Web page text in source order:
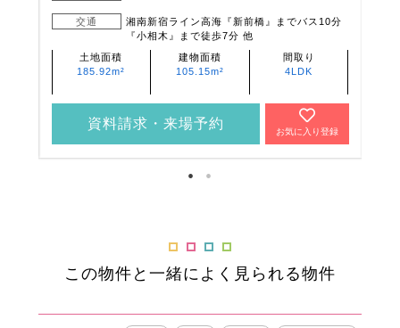
交通
湘南新宿ライン高海『新前橋』までバス10分
『小相木』まで徒歩7分 他
土地面積
185.92m²
建物面積
105.15m²
間取り
4LDK
資料請求・来場予約
お気に入り登録
この物件と一緒によく見られる物件